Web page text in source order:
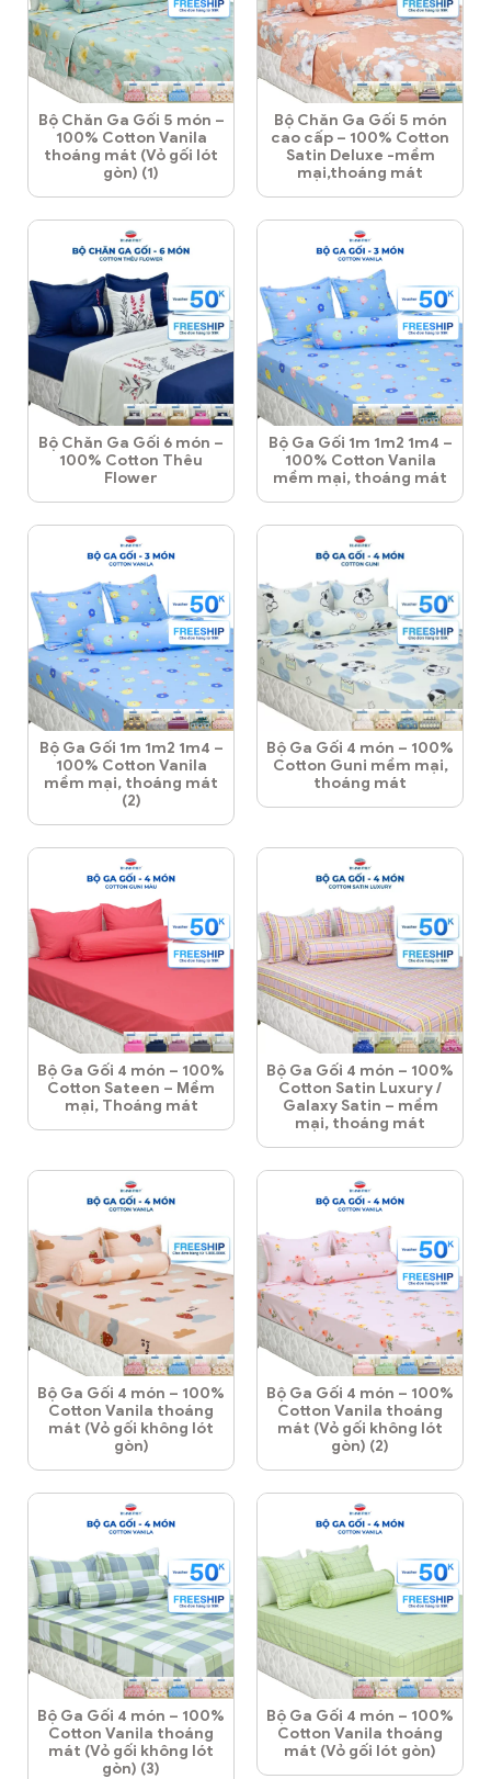
Bộ Chăn Ga Gối 5 món –
100% Cotton Vanila
thoáng mát (Vỏ gối lót
gòn) (1)
Bộ Chăn Ga Gối 5 món
cao cấp – 100% Cotton
Satin Deluxe -mềm
mại,thoáng mát
Bộ Chăn Ga Gối 6 món –
100% Cotton Thêu
Flower
Bộ Ga Gối 1m 1m2 1m4 –
100% Cotton Vanila
mềm mại, thoáng mát
Bộ Ga Gối 1m 1m2 1m4 –
100% Cotton Vanila
mềm mại, thoáng mát
(2)
Bộ Ga Gối 4 món – 100%
Cotton Guni mềm mại,
thoáng mát
Bộ Ga Gối 4 món – 100%
Cotton Sateen – Mềm
mại, Thoáng mát
Bộ Ga Gối 4 món – 100%
Cotton Satin Luxury /
Galaxy Satin – mềm
mại, thoáng mát
Bộ Ga Gối 4 món – 100%
Cotton Vanila thoáng
mát (Vỏ gối không lót
gòn)
Bộ Ga Gối 4 món – 100%
Cotton Vanila thoáng
mát (Vỏ gối không lót
gòn) (2)
Bộ Ga Gối 4 món – 100%
Cotton Vanila thoáng
mát (Vỏ gối không lót
gòn) (3)
Bộ Ga Gối 4 món – 100%
Cotton Vanila thoáng
mát (Vỏ gối lót gòn)